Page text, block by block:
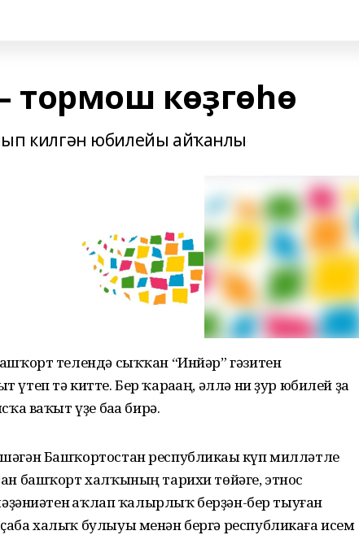
тормош көҙгөһө
килгән юбилейы айҡанлы
телендә сыҡҡан “Инйәр” гәзитен
тә китте. Бер ҡараһаң, әллә ни ҙур юбилей ҙа
ваҡыт үҙе баһа бирә.
Башҡортостан республикаһы күп милләтле
башҡорт халҡының тарихи төйәге, этнос
һаҡлап ҡалырлыҡ берҙән-бер тыуған
халыҡ булыуы менән бергә республикаға исем